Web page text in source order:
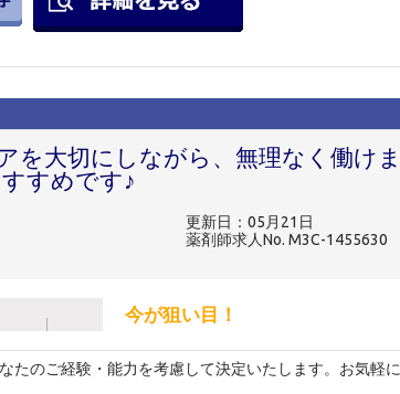
を大切にしながら、無理なく働けま
すめです♪
更新日：05月21日
薬剤師求人No. M3C-1455630
今が狙い目！
たのご経験・能力を考慮して決定いたします。お気軽に